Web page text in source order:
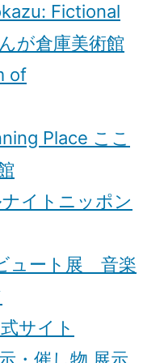
Fictional
が倉庫美術館
of
Place ここ
イトニッポン
ュート展 音楽
サイト